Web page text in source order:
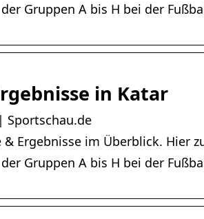
Gruppen A bis H bei der
in Katar
Sportschau.de
Ergebnisse im Überblick. Hier
Gruppen A bis H bei der